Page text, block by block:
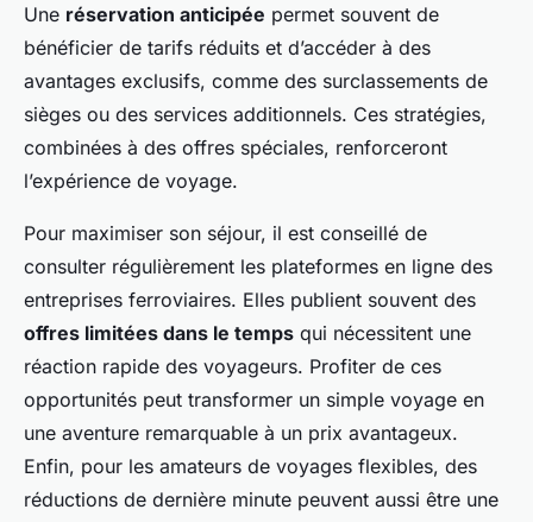
Une réservation anticipée permet souvent de
bénéficier de tarifs réduits et d’accéder à des
avantages exclusifs, comme des surclassements de
sièges ou des services additionnels. Ces stratégies,
combinées à des offres spéciales, renforceront
l’expérience de voyage.
Pour maximiser son séjour, il est conseillé de
consulter régulièrement les plateformes en ligne des
entreprises ferroviaires. Elles publient souvent des
offres limitées dans le temps qui nécessitent une
réaction rapide des voyageurs. Profiter de ces
opportunités peut transformer un simple voyage en
une aventure remarquable à un prix avantageux.
Enfin, pour les amateurs de voyages flexibles, des
réductions de dernière minute peuvent aussi être une